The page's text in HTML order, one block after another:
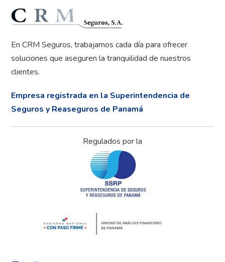
En CRM Seguros, trabajamos cada día para ofrecer
soluciones que aseguren la tranquilidad de nuestros
clientes.
Empresa registrada en la Superintendencia de
Seguros y Reaseguros de Panamá
Regulados por la